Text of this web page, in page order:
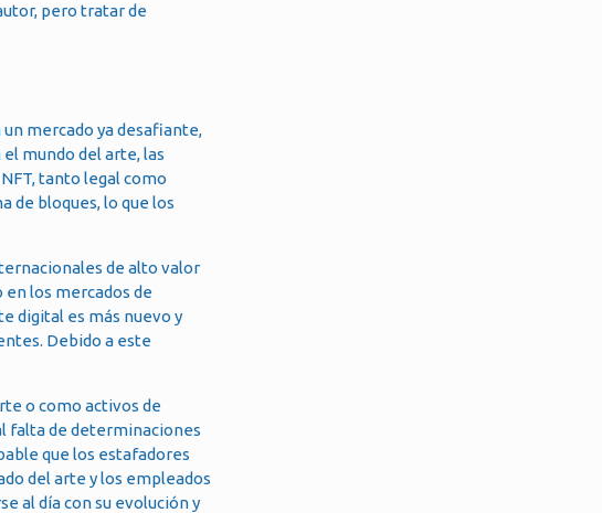
pero tratar de
mercado ya desafiante,
mundo del arte, las
tanto legal como
de bloques, lo que los
de alto valor
los mercados de
digital es más nuevo y
Debido a este
o como activos de
falta de determinaciones
que los estafadores
del arte y los empleados
al día con su evolución y